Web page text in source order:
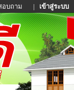
อบถาม | เข้าสู่ระบบ